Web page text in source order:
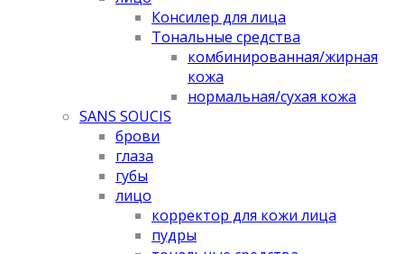
Консилер для лица
Тональные средства
комбинированная/жирная
кожа
нормальная/cухая кожа
SANS SOUCIS
брови
глаза
губы
лицо
корректор для кожи лица
пудры